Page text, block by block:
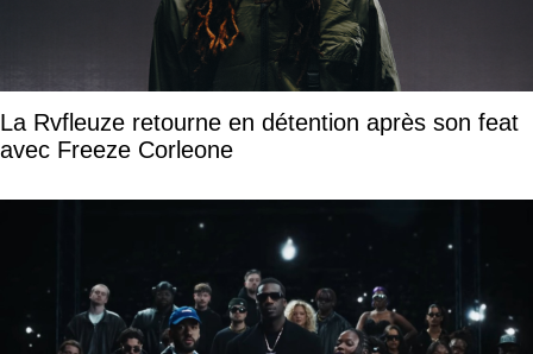
La Rvfleuze retourne en détention après son feat
avec Freeze Corleone